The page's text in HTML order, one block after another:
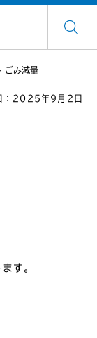
ごみ減量
：2025年9月2日
す。